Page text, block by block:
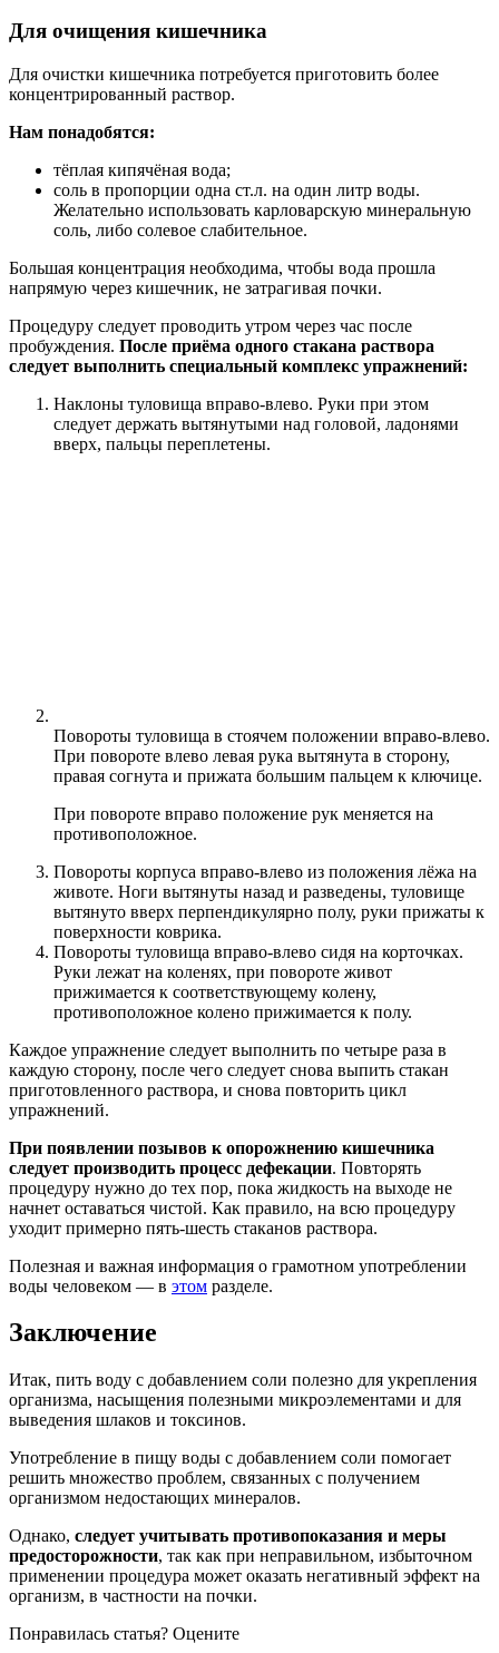
Для очищения кишечника
Для очистки кишечника потребуется приготовить более
концентрированный раствор.
Нам понадобятся:
тёплая кипячёная вода;
соль в пропорции одна ст.л. на один литр воды.
Желательно использовать карловарскую минеральную
соль, либо солевое слабительное.
Большая концентрация необходима, чтобы вода прошла
напрямую через кишечник, не затрагивая почки.
Процедуру следует проводить утром через час после
пробуждения. После приёма одного стакана раствора
следует выполнить специальный комплекс упражнений:
Наклоны туловища вправо-влево. Руки при этом
следует держать вытянутыми над головой, ладонями
вверх, пальцы переплетены.
Повороты туловища в стоячем положении вправо-влево.
При повороте влево левая рука вытянута в сторону,
правая согнута и прижата большим пальцем к ключице.
При повороте вправо положение рук меняется на
противоположное.
Повороты корпуса вправо-влево из положения лёжа на
животе. Ноги вытянуты назад и разведены, туловище
вытянуто вверх перпендикулярно полу, руки прижаты к
поверхности коврика.
Повороты туловища вправо-влево сидя на корточках.
Руки лежат на коленях, при повороте живот
прижимается к соответствующему колену,
противоположное колено прижимается к полу.
Каждое упражнение следует выполнить по четыре раза в
каждую сторону, после чего следует снова выпить стакан
приготовленного раствора, и снова повторить цикл
упражнений.
При появлении позывов к опорожнению кишечника
следует производить процесс дефекации. Повторять
процедуру нужно до тех пор, пока жидкость на выходе не
начнет оставаться чистой. Как правило, на всю процедуру
уходит примерно пять-шесть стаканов раствора.
Полезная и важная информация о грамотном употреблении
воды человеком — в этом разделе.
Заключение
Итак, пить воду с добавлением соли полезно для укрепления
организма, насыщения полезными микроэлементами и для
выведения шлаков и токсинов.
Употребление в пищу воды с добавлением соли помогает
решить множество проблем, связанных с получением
организмом недостающих минералов.
Однако, следует учитывать противопоказания и меры
предосторожности, так как при неправильном, избыточном
применении процедура может оказать негативный эффект на
организм, в частности на почки.
Понравилась статья? Оцените